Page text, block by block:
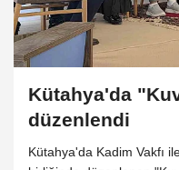
Kütahya'da
düzenlendi
Kütahya'da Kadim Vakfı